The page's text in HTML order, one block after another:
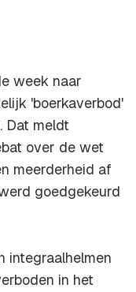
week naar
'boerkaverbod'
Dat meldt
over de wet
meerderheid af
goedgekeurd
integraalhelmen
in het